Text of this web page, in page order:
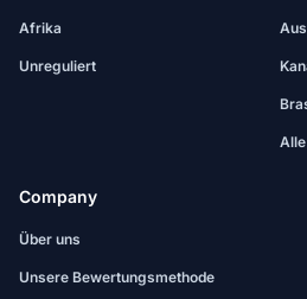
Afrika
Unreguliert
Company
Über uns
Unsere Bewertungsmethode